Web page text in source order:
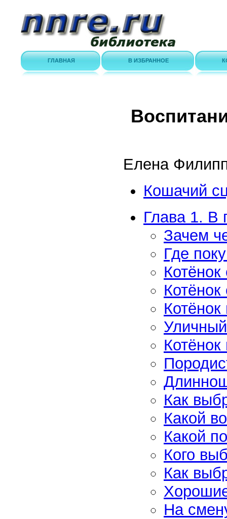
ГЛАВНАЯ В ИЗБРАННОЕ
Елена
Кошачий
Глава 1. В
Зачем
Где
Котёнок
Как
Какой
Какой
Кого
Как
На